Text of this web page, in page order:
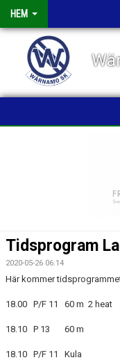
HEM
KALENDER
MEDLEMSANSÖKAN/
MEDLEMSAVGIFTER
Tidsprogram
2020-05-26 06:14
Här kommer
18.00 P/F 11 60 m 2 heat
18.10 P 13 60 m
18.10 P/F 11 Kula